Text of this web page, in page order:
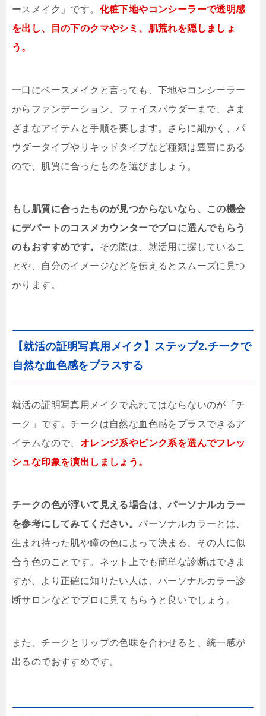
ースメイク」です。 化粧下地やコンシーラーで透明感
を出し、目の下のクマやシミ、肌荒れを隠しましょ
う。
一口にベースメイクと言っても、下地やコンシーラー
からファンデーション、フェイスパウダーまで、さま
ざまなアイテムと手順を要します。さらに細かく、パ
ウダータイプやリキッドタイプなど種類は豊富にある
ので、肌質に合ったものを選びましょう。
もし肌質に合ったものが見つからないなら、この機会
にデパートのコスメカウンターでプロに選んでもらう
のもおすすめです。 その際は、就活用に探しているこ
とや、自分のイメージなどを伝えるとスムーズに見つ
かります。
【就活の証明写真用メイク】ステップ2.チークで
自然な血色感をプラスする
就活の証明写真用メイクで忘れてはならないのが「チ
ーク」です。チークは自然な血色感をプラスできるア
イテムなので、 オレンジ系やピンク系を選んでフレッ
シュな印象を演出しましょう。
チークの色が浮いて見える場合は、パーソナルカラー
を参考にしてみてください。パーソナルカラーとは、
生まれ持った肌や瞳の色によって決まる、その人に似
合う色のことです。ネット上でも簡単な診断はできま
すが、より正確に知りたい人は、パーソナルカラー診
断サロンなどでプロに見てもらうと良いでしょう。
また、チークとリップの色味を合わせると、統一感が
出るのでおすすめです。